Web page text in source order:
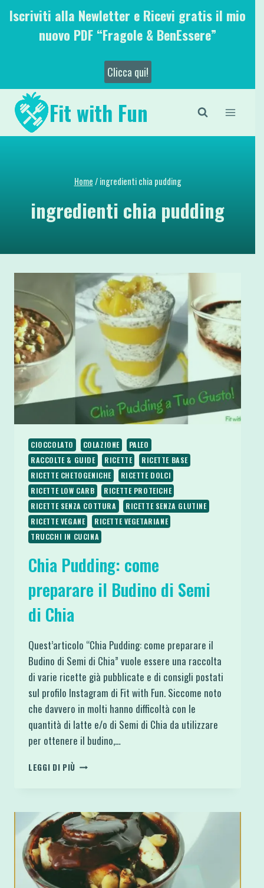
SaltaIscriviti alla Newletter e Ricevi gratis il mio
nuovo PDF “Fragole & BenEssere”
Clicca qui!
Fit with Fun
Home/ ingredienti chia pudding
ingredienti chia pudding
CIOCCOLATO COLAZIONE
PALEO
RACCOLTE & GUIDE
RICETTE
RICETTE BASE
RICETTE CHETOGENICHE
RICETTE DOLCI
RICETTE LOW CARB
RICETTE PROTEICHE
RICETTE SENZA COTTURA
RICETTE SENZA GLUTINE
RICETTE VEGANE
RICETTE VEGETARIANE
TRUCCHI IN CUCINA
Chia Pudding: come
preparare il Budino di Semi
di Chia
Quest’articolo “Chia Pudding: come preparare il
Budino di Semi di Chia” vuole essere una raccolta
di varie ricette già pubblicate e di consigli postati
sul profilo Instagram di Fit with Fun. Siccome noto
che davvero in molti hanno difficoltà con le
quantità di latte e/o di Semi di Chia da utilizzare
per ottenere il budino,…
LEGGI DI PIÙ CHIA
IL
BUDINO
DI
SEMI
DI
CHIA